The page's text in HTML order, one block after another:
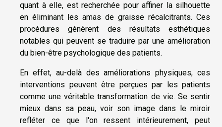
quant à elle, est recherchée pour affiner la silhouette
en éliminant les amas de graisse récalcitrants. Ces
procédures génèrent des résultats esthétiques
notables qui peuvent se traduire par une amélioration
du bien-être psychologique des patients.
En effet, au-delà des améliorations physiques, ces
interventions peuvent être perçues par les patients
comme une véritable transformation de vie. Se sentir
mieux dans sa peau, voir son image dans le miroir
refléter ce que l'on ressent intérieurement, peut